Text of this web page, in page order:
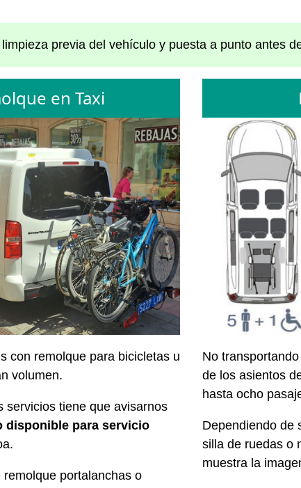
previa del vehículo y puesta a punto antes
en Taxi
con remolque para bicicletas u
volumen.
servicios tiene que avisarnos
disponible para servicio
portalanchas o
No
de los asientos
hasta ocho
Dependiendo de
silla de ruedas o
muestra la